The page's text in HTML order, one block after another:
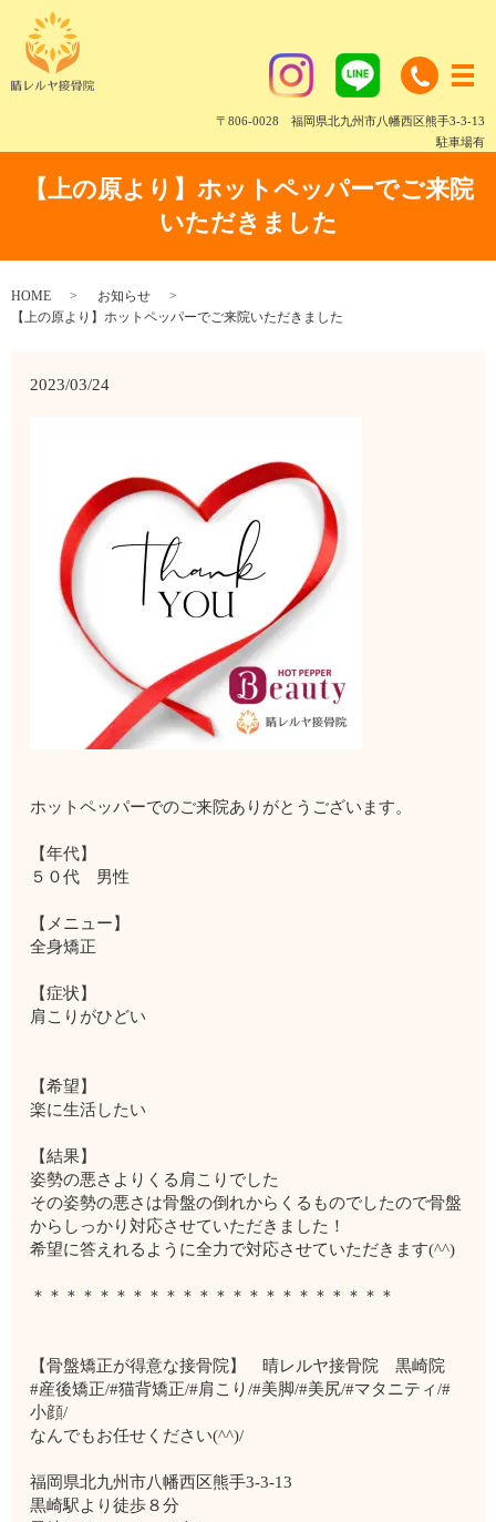
〒806-0028 福岡県北九州市八幡西区熊手3-3-13
駐車場有
【上の原より】ホットペッパーでご来院
いただきました
HOME
お知らせ
【上の原より】ホットペッパーでご来院いただきました
2023/03/24
ホットペッパーでのご来院ありがとうございます。
【年代】
５０代 男性
【メニュー】
全身矯正
【症状】
肩こりがひどい
【希望】
楽に生活したい
【結果】
姿勢の悪さよりくる肩こりでした
その姿勢の悪さは骨盤の倒れからくるものでしたので骨盤
からしっかり対応させていただきました！
希望に答えれるように全力で対応させていただきます(^^)
＊＊＊＊＊＊＊＊＊＊＊＊＊＊＊＊＊＊＊＊＊＊
【骨盤矯正が得意な接骨院】 晴レルヤ接骨院 黒崎院
#産後矯正/#猫背矯正/#肩こり/#美脚/#美尻/#マタニティ/#
小顔/
なんでもお任せください(^^)/
福岡県北九州市八幡西区熊手3-3-13
黒崎駅より徒歩８分